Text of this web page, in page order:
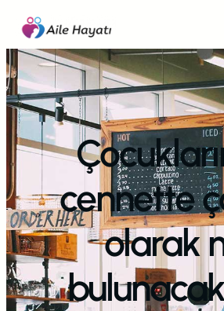
İçeriğe
geç
cennette
olarak